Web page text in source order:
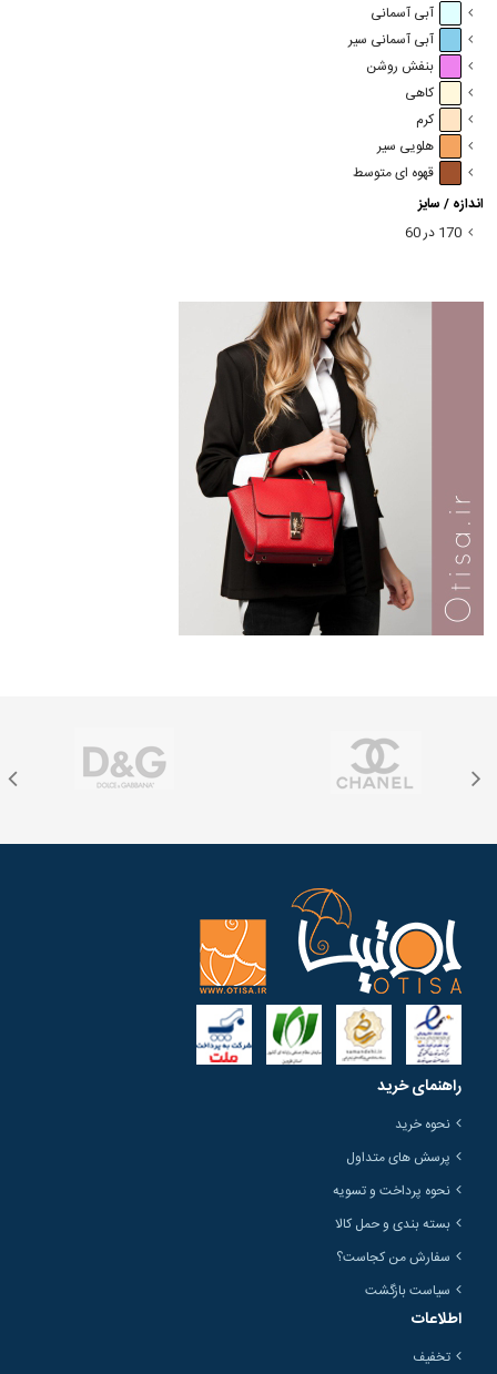
آبی آسمانی
آبی آسمانی سیر
بنفش روشن
کاهی
کرم
هلویی سیر
قهوه ای متوسط
اندازه / سایز
170 در 60
راهنمای خرید
نحوه خرید
پرسش های متداول
نحوه پرداخت و تسویه
بسته بندی و حمل کالا
سفارش من کجاست؟
سیاست بازگشت
اطلاعات
تخفیف